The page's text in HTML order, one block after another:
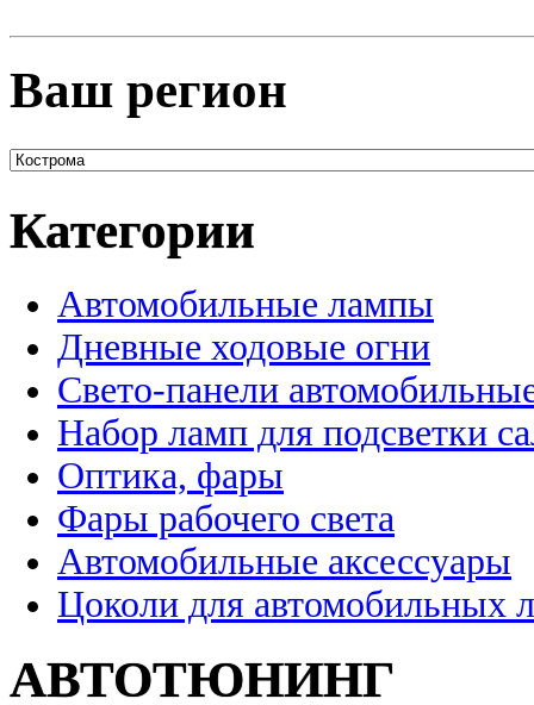
Ваш регион
Категории
Автомобильные лампы
Дневные ходовые огни
Свето-панели
Набор ламп для подсветки
Оптика, фары
Фары рабочего света
Автомобильные аксессуары
Цоколи для автомобильных
АВТОТЮНИНГ